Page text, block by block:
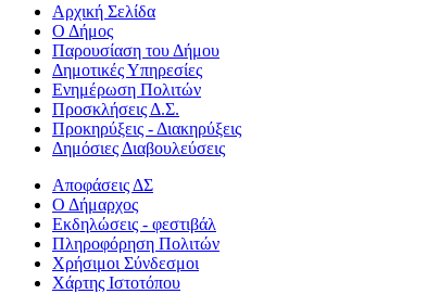
Αρχική Σελίδα
Ο Δήμος
Παρουσίαση του Δήμου
Δημοτικές Υπηρεσίες
Ενημέρωση Πολιτών
Προσκλήσεις Δ.Σ.
Προκηρύξεις - Διακηρύξεις
Δημόσιες Διαβουλεύσεις
Αποφάσεις ΔΣ
Ο Δήμαρχος
Εκδηλώσεις - φεστιβάλ
Πληροφόρηση Πολιτών
Χρήσιμοι Σύνδεσμοι
Χάρτης Ιστοτόπου